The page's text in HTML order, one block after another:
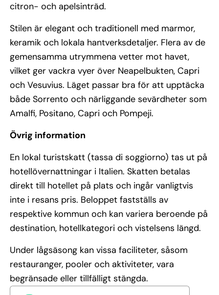
citron- och apelsinträd.
Stilen är elegant och traditionell med marmor,
keramik och lokala hantverksdetaljer. Flera av de
gemensamma utrymmena vetter mot havet,
vilket ger vackra vyer över Neapelbukten, Capri
och Vesuvius. Läget passar bra för att upptäcka
både Sorrento och närliggande sevärdheter som
Amalfi, Positano, Capri och Pompeji.
Övrig information
En lokal turistskatt (tassa di soggiorno) tas ut på
hotellövernattningar i Italien. Skatten betalas
direkt till hotellet på plats och ingår vanligtvis
inte i resans pris. Beloppet fastställs av
respektive kommun och kan variera beroende på
destination, hotellkategori och vistelsens längd.
Under lågsäsong kan vissa faciliteter, såsom
restauranger, pooler och aktiviteter, vara
begränsade eller tillfälligt stängda.